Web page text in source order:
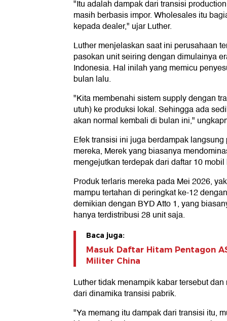
"Itu adalah dampak dari transisi
masih berbasis impor. Wholesales itu
kepada dealer," ujar Luther.
Luther menjelaskan saat ini perusahaan
pasokan unit seiring dengan dimulainya
Indonesia. Hal inilah yang memicu
bulan lalu.
"Kita membenahi sistem supply dengan
utuh) ke produksi lokal. Sehingga ada
akan normal kembali di bulan ini,"
Efek transisi ini juga berdampak
mereka, Merek yang biasanya
mengejutkan terdepak dari daftar 10
Produk terlaris mereka pada Mei 2026,
mampu tertahan di peringkat ke-12
demikian dengan BYD Atto 1, yang
hanya terdistribusi 28 unit saja.
Baca juga:
Masuk Daftar Hitam Pentagon
Militer China
Luther tidak menampik kabar tersebut
dari dinamika transisi pabrik.
"Ya memang itu dampak dari transisi itu,